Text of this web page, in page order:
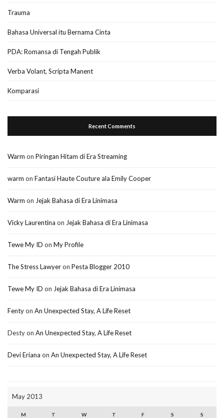
Trauma
Bahasa Universal itu Bernama Cinta
PDA: Romansa di Tengah Publik
Verba Volant, Scripta Manent
Komparasi
Recent Comments
Warm on Piringan Hitam di Era Streaming
warm on Fantasi Haute Couture ala Emily Cooper
Warm on Jejak Bahasa di Era Linimasa
Vicky Laurentina on Jejak Bahasa di Era Linimasa
Tewe My ID on My Profile
The Stress Lawyeron Pesta Blogger 2010
Tewe My ID on Jejak Bahasa di Era Linimasa
Fentyon An Unexpected Stay, A Life Reset
Destyon An Unexpected Stay, A Life Reset
Devi Eriana on An Unexpected Stay, A Life Reset
May 2013
M T W T F S S